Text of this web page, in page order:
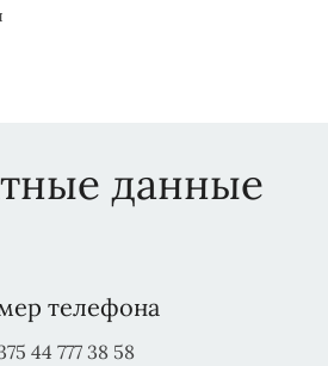
данные
телефона
44 777 38 58